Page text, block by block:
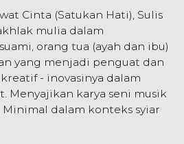
Cinta (Satukan Hati), Sulis
mulia dalam
orang tua (ayah dan ibu)
yang menjadi penguat dan
- inovasinya dalam
Menyajikan karya seni musik
Minimal dalam konteks syiar